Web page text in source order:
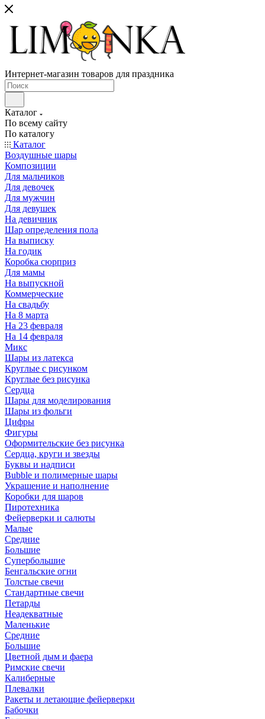
Интернет-магазин товаров для праздника
Каталог
По всему сайту
По каталогу
Каталог
Воздушные шары
Композиции
Для мальчиков
Для девочек
Для мужчин
Для девушек
На девичник
Шар определения пола
На выписку
На годик
Коробка сюрприз
Для мамы
На выпускной
Коммерческие
На свадьбу
На 8 марта
На 23 февраля
На 14 февраля
Микс
Шары из латекса
Круглые с рисунком
Круглые без рисунка
Сердца
Шары для моделирования
Шары из фольги
Цифры
Фигуры
Оформительские без рисунка
Сердца, круги и звезды
Буквы и надписи
Bubble и полимерные шары
Украшение и наполнение
Коробки для шаров
Пиротехника
Фейерверки и салюты
Малые
Средние
Большие
Супербольшие
Бенгальские огни
Толстые свечи
Стандартные свечи
Петарды
Неадекватные
Маленькие
Средние
Большие
Цветной дым и фаера
Римские свечи
Калиберные
Плевалки
Ракеты и летающие фейерверки
Бабочки